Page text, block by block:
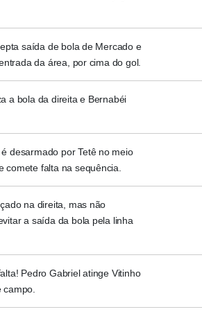
saída de bola de Mercado e
da área, por cima do gol.
a bola da direita e Bernabéi
desarmado por Tetê no meio
comete falta na sequência.
na direita, mas não
a saída da bola pela linha
Pedro Gabriel atinge Vitinho
campo.